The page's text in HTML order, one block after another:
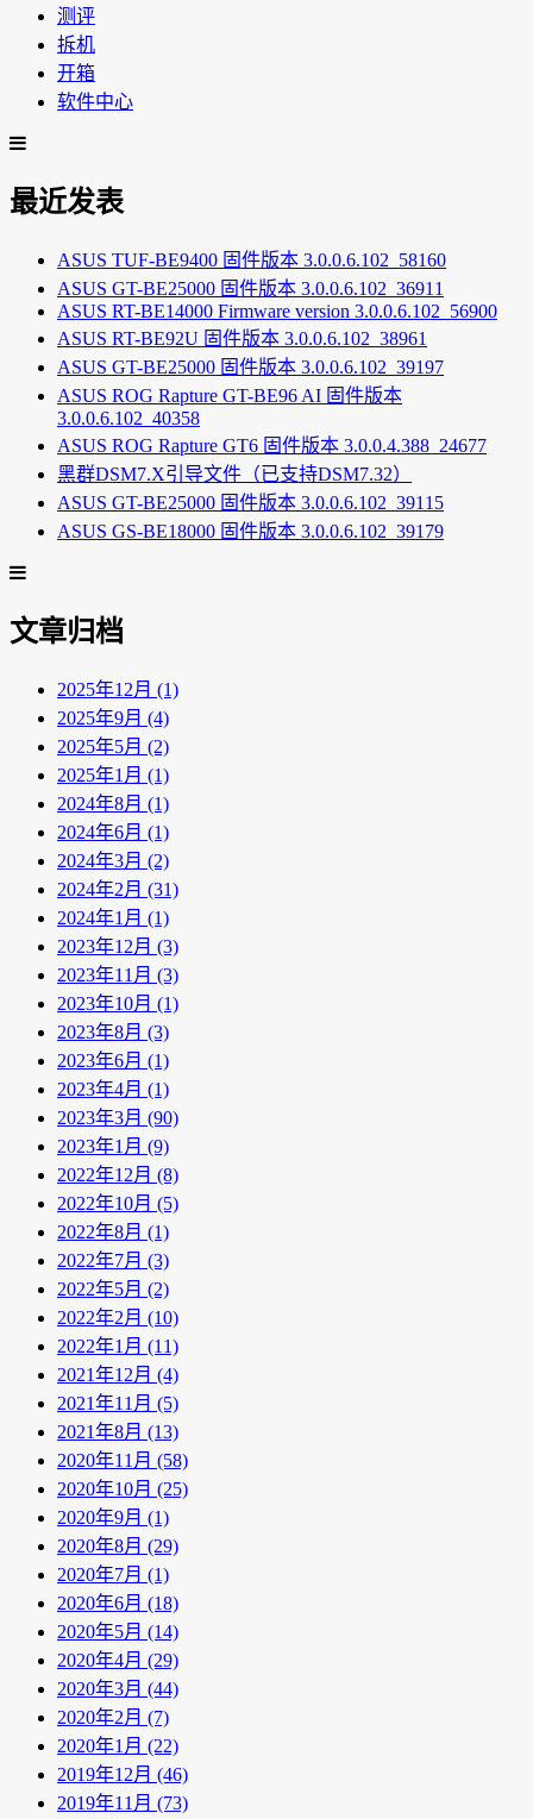
测评
拆机
开箱
软件中心
最近发表
ASUS TUF-BE9400 固件版本 3.0.0.6.102_58160
ASUS GT-BE25000 固件版本 3.0.0.6.102_36911
ASUS RT-BE14000 Firmware version 3.0.0.6.102_56900
ASUS RT-BE92U 固件版本 3.0.0.6.102_38961
ASUS GT-BE25000 固件版本 3.0.0.6.102_39197
ASUS ROG Rapture GT-BE96 AI 固件版本
3.0.0.6.102_40358
ASUS ROG Rapture GT6 固件版本 3.0.0.4.388_24677
黑群DSM7.X引导文件（已支持DSM7.32）
ASUS GT-BE25000 固件版本 3.0.0.6.102_39115
ASUS GS-BE18000 固件版本 3.0.0.6.102_39179
文章归档
2025年12月 (1)
2025年9月 (4)
2025年5月 (2)
2025年1月 (1)
2024年8月 (1)
2024年6月 (1)
2024年3月 (2)
2024年2月 (31)
2024年1月 (1)
2023年12月 (3)
2023年11月 (3)
2023年10月 (1)
2023年8月 (3)
2023年6月 (1)
2023年4月 (1)
2023年3月 (90)
2023年1月 (9)
2022年12月 (8)
2022年10月 (5)
2022年8月 (1)
2022年7月 (3)
2022年5月 (2)
2022年2月 (10)
2022年1月 (11)
2021年12月 (4)
2021年11月 (5)
2021年8月 (13)
2020年11月 (58)
2020年10月 (25)
2020年9月 (1)
2020年8月 (29)
2020年7月 (1)
2020年6月 (18)
2020年5月 (14)
2020年4月 (29)
2020年3月 (44)
2020年2月 (7)
2020年1月 (22)
2019年12月 (46)
2019年11月 (73)